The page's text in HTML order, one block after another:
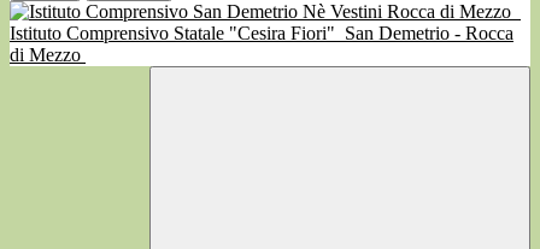
Istituto Comprensivo Statale "Cesira Fiori" San Demetrio - Rocca
di Mezzo